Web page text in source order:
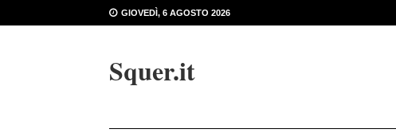
GIOVEDÌ, 6 AGOSTO 2026
Squer.it